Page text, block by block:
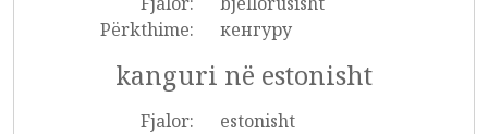
Përkthime:
кенгуру
kanguri në estonisht
Fjalor:
estonisht